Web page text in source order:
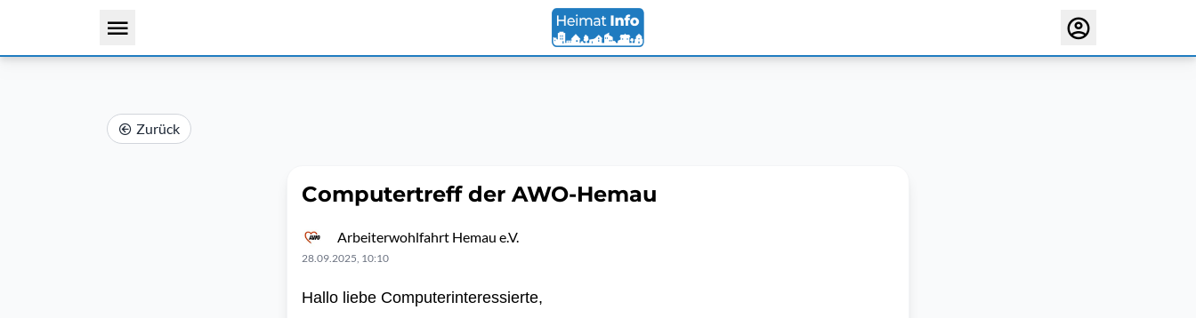
Zurück
Computertreff der AWO-Hemau
Arbeiterwohlfahrt Hemau e.V.
28.09.2025, 10:10
Hallo liebe Computerinteressierte,